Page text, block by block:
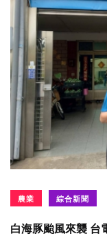
農業 綜合新聞
白海豚颱風來襲 台